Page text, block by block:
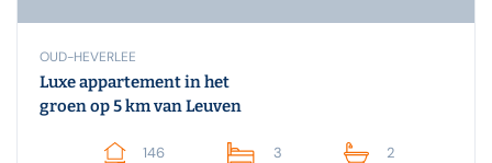
OUD-HEVERLEE
Luxe appartement in het
groen op 5 km van Leuven
146 3 2